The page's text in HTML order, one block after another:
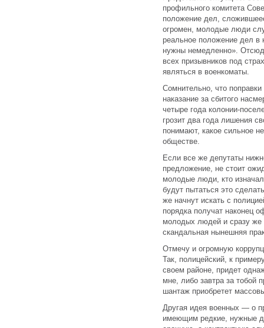
профильного комитета
положение дел,
огромен, молодые люди
реальное положение дел в
нужны немедленно».
всех призывников под
являться в военкоматы.
Сомнительно, что
наказание за сбитого
четыре года колонии-
грозит два года лишения
понимают, какое сильное
обществе.
Если все же депутаты
предложение, не стоит
молодые люди, кто
будут пытаться это
же начнут искать с
порядка получат наконец
молодых людей и сразу же
скандальная нынешняя
Отмечу и огромную
Так, полицейский, к
своем районе, придет
мне, либо завтра за тобой
шантаж приобретет
Другая идея военных — о
имеющим редкие, нужные